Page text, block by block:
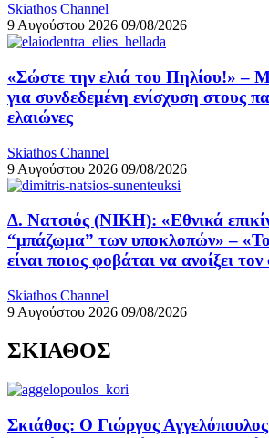
Skiathos Channel
9 Αυγούστου 2026 09/08/2026
«Σώστε την ελιά του Πηλίου!» –
για συνδεδεμένη ενίσχυση στους
ελαιώνες
Skiathos Channel
9 Αυγούστου 2026 09/08/2026
Δ. Νατσιός (ΝΙΚΗ): «Εθνικά
“μπάζωμα” των υποκλοπών» –
είναι ποιος φοβάται να ανοίξει
Skiathos Channel
9 Αυγούστου 2026 09/08/2026
ΣΚΙΑΘΟΣ
Σκιάθος: Ο Γιώργος Αγγελόπουλος